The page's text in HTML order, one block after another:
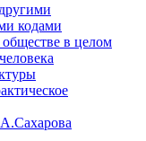
кодами
в целом